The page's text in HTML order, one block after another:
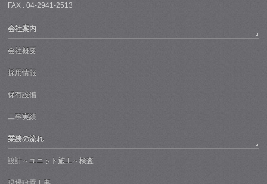
FAX : 04-2941-2513
会社案内
会社概要
採用情報
保有設備
工事実績
業務の流れ
設計～ユニット施工～検査